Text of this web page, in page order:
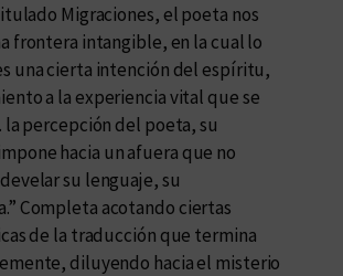
Migraciones, el poeta nos
frontera intangible, en la cual lo
una cierta intención del espíritu,
a la experiencia vital que se
percepción del poeta, su
hacia un afuera que no
su lenguaje, su
Completa acotando ciertas
de la traducción que termina
diluyendo hacia el misterio